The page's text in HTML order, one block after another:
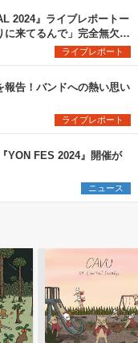
2024』ライブレポートー
に来てるんで」完全無欠の
ライブレポート
報告！バンドへの熱い思い
ライブレポート
FES 2024』開催が
ニュース